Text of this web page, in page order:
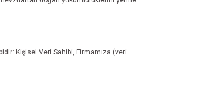
Kişisel Veri Sahibi, Firmamıza (veri